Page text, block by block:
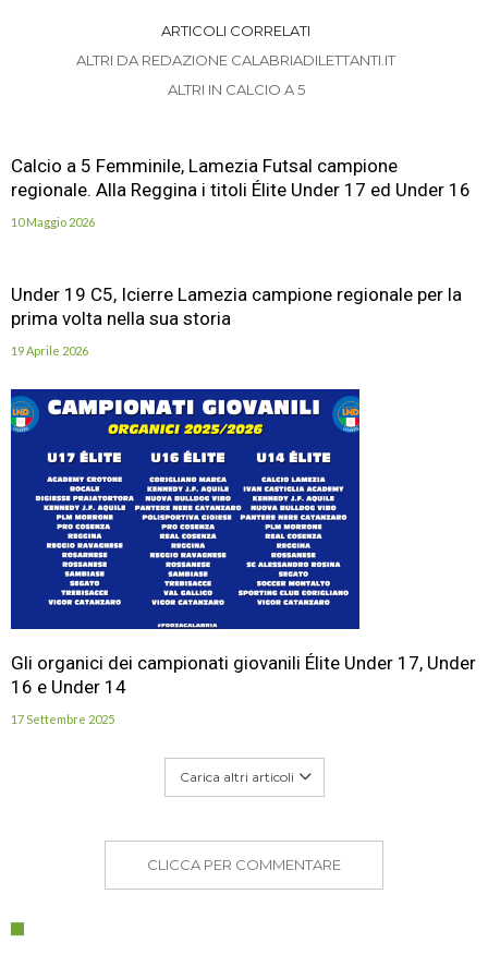
ARTICOLI CORRELATI
ALTRI DA REDAZIONE CALABRIADILETTANTI.IT
ALTRI IN CALCIO A 5
Calcio a 5 Femminile, Lamezia Futsal campione
regionale. Alla Reggina i titoli Élite Under 17 ed Under 16
10 Maggio 2026
Under 19 C5, Icierre Lamezia campione regionale per la
prima volta nella sua storia
19 Aprile 2026
Gli organici dei campionati giovanili Élite Under 17, Under
16 e Under 14
17 Settembre 2025
Carica altri articoli
CLICCA PER COMMENTARE